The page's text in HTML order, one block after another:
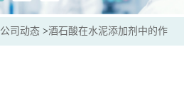
公司动态 >酒石酸在水泥添加剂中的作